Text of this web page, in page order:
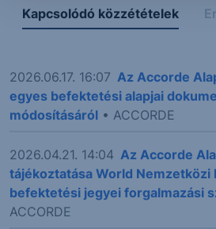
Kapcsolódó közzétételek
2026.06.17. 16:07 Az Accorde
egyes befektetési alapjai
módosításáról • ACCORDE
2026.04.21. 14:04 Az Accorde
tájékoztatása World Nemzetközi
befektetési jegyei forgalmazási
ACCORDE